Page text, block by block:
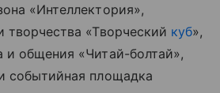
«Интеллектория»,
творчества «Творческий куб»,
и общения «Читай-болтай»,
событийная площадка